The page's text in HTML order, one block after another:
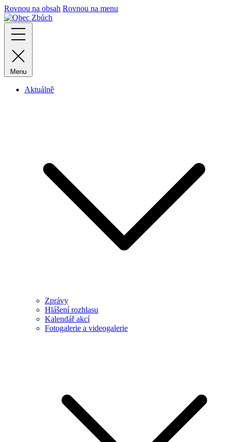
Rovnou na obsah Rovnou na menu
Menu
Aktuálně
Zprávy
Hlášení rozhlasu
Kalendář akcí
Fotogalerie a videogalerie